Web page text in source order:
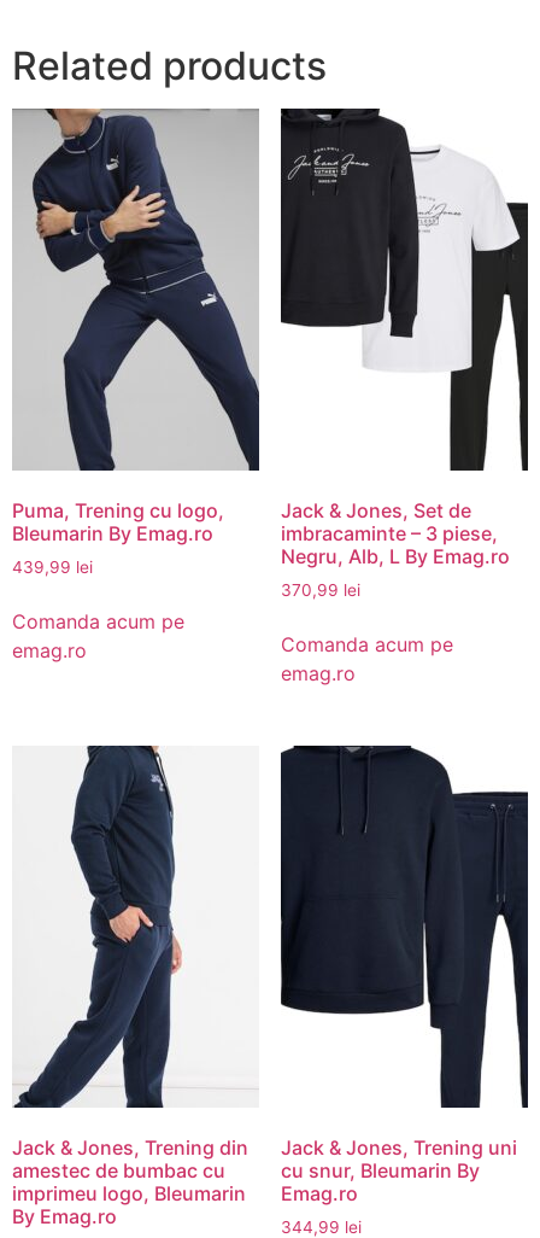
Related products
Puma, Trening cu logo,
Bleumarin By Emag.ro
439,99 lei
Comanda acum pe
emag.ro
Jack & Jones, Set de
imbracaminte – 3 piese,
Negru, Alb, L By Emag.ro
370,99 lei
Comanda acum pe
emag.ro
Jack & Jones, Trening din
amestec de bumbac cu
imprimeu logo, Bleumarin
By Emag.ro
Jack & Jones, Trening uni
cu snur, Bleumarin By
Emag.ro
344,99 lei